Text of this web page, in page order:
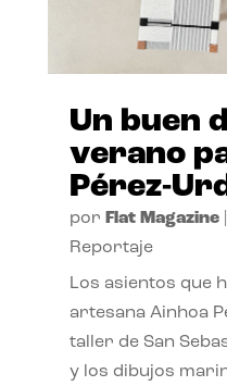
Un buen
verano
Pérez-
por Flat Magazine|
Reportaje
Los asientos que
artesana Ainhoa
taller de San
y los dibujos